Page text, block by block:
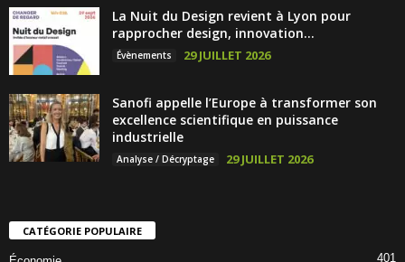
La Nuit du Design revient à Lyon pour
rapprocher design, innovation...
Évènements 29 JUILLET 2026
Sanofi appelle l’Europe à transformer son
excellence scientifique en puissance
industrielle
Analyse / Décryptage 29 JUILLET 2026
CATÉGORIE POPULAIRE
401